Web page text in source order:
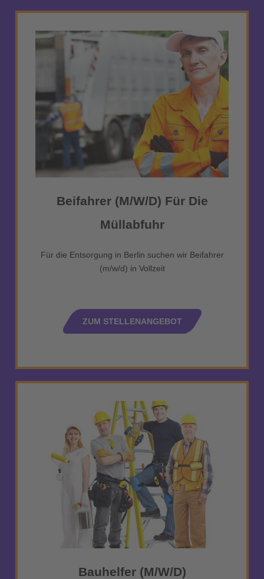
Beifahrer (m/w/d) Für Die
Müllabfuhr
Für die Entsorgung in Berlin suchen wir Beifahrer
(m/w/d) in Vollzeit
ZUM STELLENANGEBOT
Bauhelfer (m/w/d)